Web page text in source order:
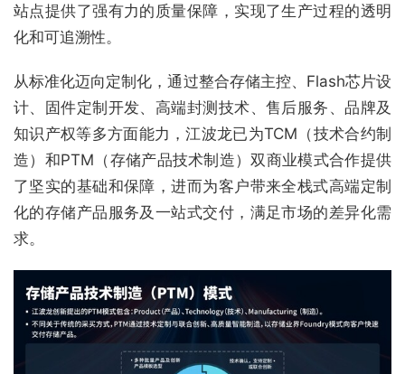
站点提供了强有力的质量保障，实现了生产过程的透明
化和可追溯性。
从标准化迈向定制化，通过整合存储主控、Flash芯片设
计、固件定制开发、高端封测技术、售后服务、品牌及
知识产权等多方面能力，江波龙已为TCM（技术合约制
造）和PTM（存储产品技术制造）双商业模式合作提供
了坚实的基础和保障，进而为客户带来全栈式高端定制
化的存储产品服务及一站式交付，满足市场的差异化需
求。